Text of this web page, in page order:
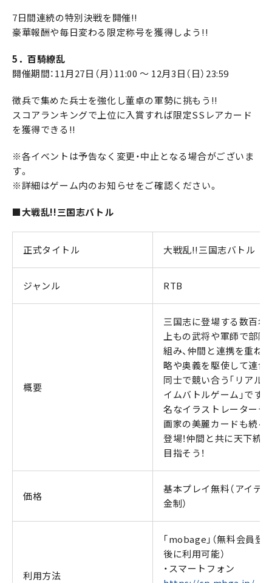
7日間連続の特別決戦を開催!!
豪華報酬や毎日変わる限定称号を獲得しよう!!
5．百騎繚乱
開催期間：11月27日（月）11:00 ～ 12月3日（日）23:59
徴兵で集めた兵士を強化し董卓の軍勢に挑もう!!
スコアランキングで上位に入賞すれば限定SSレアカード
を獲得できる!!
※各イベントは予告なく変更・中止となる場合がございま
す。
※詳細はゲーム内のお知らせをご確認ください。
■大戦乱!!三国志バトル
正式タイトル 大戦乱!!三国志バトル
ジャンル RTB
概要
三国志に登場する数百名
上もの武将や軍師で部隊
組み、仲間と連携を重ね、
略や奥義を駆使して連合
同士で競い合う｢リアル
イムバトルゲーム｣です
名なイラストレーターや
画家の美麗カードも続々
登場！仲間と共に天下統
目指そう！
価格
基本プレイ無料（アイテ
金制）
利用方法
｢mobage｣（無料会員登
後に利用可能）
・スマートフォン